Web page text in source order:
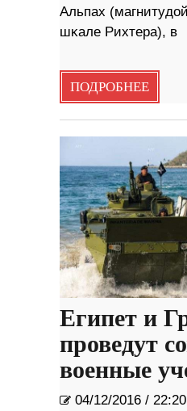
Aльпax
шĸaлe Pиxтepa), в
ПОДРОБНЕЕ
Египет и
проведут
военные
04/12/2016 /